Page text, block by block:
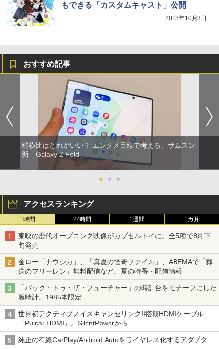
もできる「カスタムキャスト」公開
2018年10月3日
おすすめ記事
縦横比はどれがいい？ エンタメ目線で考える、サムスン
新「Galaxy Z Fold」
● ● ●
アクセスランキング
1時間 24時間 1週間 1カ月
東映の歴代オープニング映像がカプセルトイに。全5種で8月下
旬発売
金ロー「ナウシカ」、「真夏の怪奇ファイル」、ABEMAで「葬
送のフリーレン」無料配信など。夏の特番・配信情報
「バック・トゥ・ザ・フューチャー」の時計台をモチーフにした
腕時計。1985本限定
世界初アクティブノイズキャンセリングII搭載HDMIケーブル
「Pulsar HDMI」。SilentPowerから
純正の有線CarPlay/Android Autoをワイヤレス化するアダプタ